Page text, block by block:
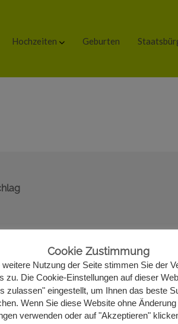
Hochzeiten Geburten
Cookie Zustimmung
weitere Nutzung der Seite stimmen Sie der
zu. Die Cookie-Einstellungen auf dieser
zulassen" eingestellt, um Ihnen das beste
Wenn Sie diese Website ohne
verwenden oder auf "Akzeptieren"